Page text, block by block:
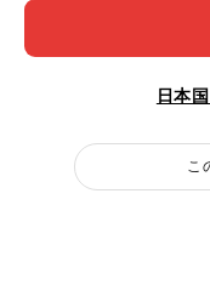
日本
こ